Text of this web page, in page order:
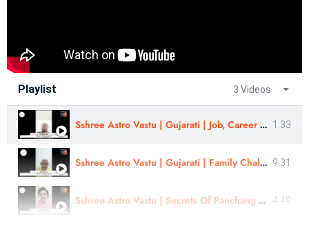
Playlist 3 Videos
Sshree Astro Vastu | Gujarati | Job, Career Challenges | Review - Er Nilesh Jain 1:33
Sshree Astro Vastu | Gujarati | Family Challenges , Pregnancy | Review - Astro - Bipin Ji 9:31
Sshree Astro Vastu | Secrets Of Panchang Remedies & Muhurtas | Review By- Astro-Suvarna Ji | Marathi 4:49